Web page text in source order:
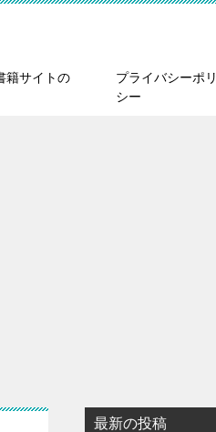
籍サイトの
プライバシーポリ
シー
最新の投稿